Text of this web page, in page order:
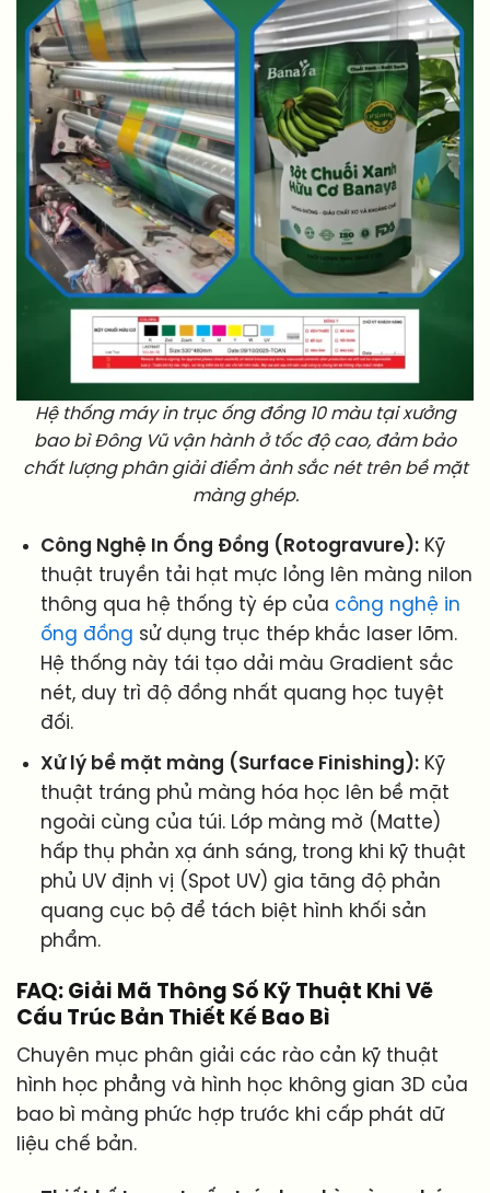
Hệ thống máy in trục ống đồng 10 màu tại xưởng
bao bì Đông Vũ vận hành ở tốc độ cao, đảm bảo
chất lượng phân giải điểm ảnh sắc nét trên bề mặt
màng ghép.
Công Nghệ In Ống Đồng (Rotogravure): Kỹ
thuật truyền tải hạt mực lỏng lên màng nilon
thông qua hệ thống tỳ ép của công nghệ in
ống đồng sử dụng trục thép khắc laser lõm.
Hệ thống này tái tạo dải màu Gradient sắc
nét, duy trì độ đồng nhất quang học tuyệt
đối.
Xử lý bề mặt màng (Surface Finishing): Kỹ
thuật tráng phủ màng hóa học lên bề mặt
ngoài cùng của túi. Lớp màng mờ (Matte)
hấp thụ phản xạ ánh sáng, trong khi kỹ thuật
phủ UV định vị (Spot UV) gia tăng độ phản
quang cục bộ để tách biệt hình khối sản
phẩm.
FAQ: Giải Mã Thông Số Kỹ Thuật Khi Vẽ
Cấu Trúc Bản Thiết Kế Bao Bì
Chuyên mục phân giải các rào cản kỹ thuật
hình học phẳng và hình học không gian 3D của
bao bì màng phức hợp trước khi cấp phát dữ
liệu chế bản.